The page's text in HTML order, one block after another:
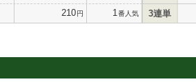
210円 1 番人気 3連単